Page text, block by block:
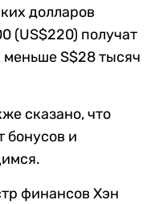
долларов
(US$220) получат
меньше S$28 тысяч
сказано, что
бонусов и
финансов Хэн